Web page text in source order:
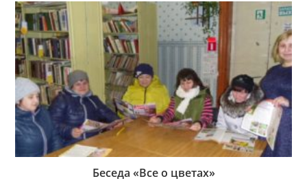
Беседа «Все о цветах»